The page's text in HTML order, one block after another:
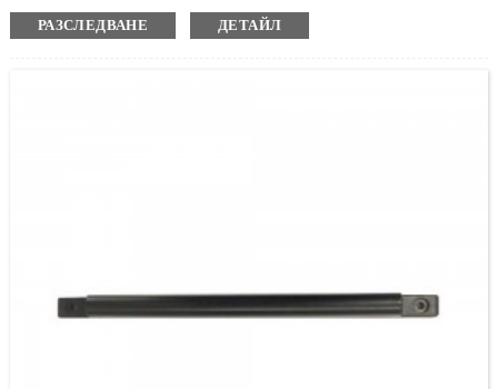
четене на карти ще бъде до 10 метра за UHF1-10E и UHF1-10F в приложения на паркинг.
РАЗСЛЕДВАНЕ ДЕТАЙЛ